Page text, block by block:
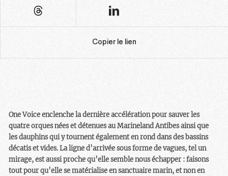
Copier le lien
One Voice enclenche la dernière accélération pour sauver les
quatre orques nées et détenues au Marineland Antibes ainsi que
les dauphins qui y tournent également en rond dans des bassins
décatis et vides. La ligne d’arrivée sous forme de vagues, tel un
mirage, est aussi proche qu’elle semble nous échapper : faisons
tout pour qu’elle se matérialise en sanctuaire marin, et non en